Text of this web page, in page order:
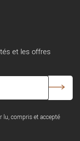
et les offres
lu, compris et accepté